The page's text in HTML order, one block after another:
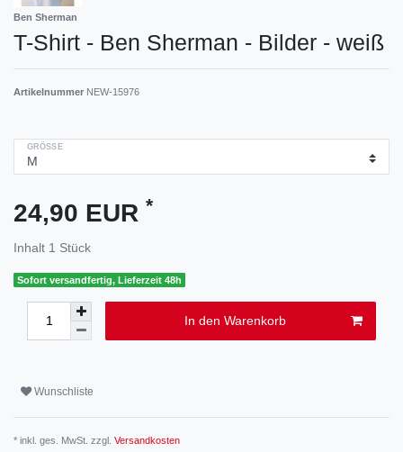
Ben Sherman
T-Shirt - Ben Sherman - Bilder - weiß
Artikelnummer NEW-15976
GRÖSSE
24,90 EUR *
Inhalt 1 Stück
Sofort versandfertig, Lieferzeit 48h
In den Warenkorb
Wunschliste
* inkl. ges. MwSt. zzgl. Versandkosten